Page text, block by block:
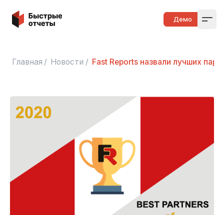
Быстрые отчеты Демо
Главная / Новости / Fast Reports назвали лучших